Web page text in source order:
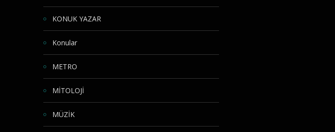
KONUK YAZAR
Konular
METRO
MİTOLOJİ
MÜZİK